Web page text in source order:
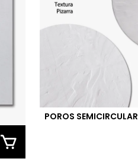
POROS SEMICIRCULAR